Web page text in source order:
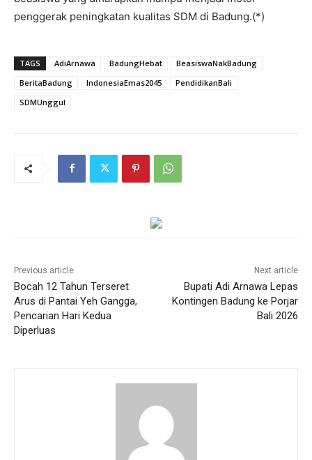
penggerak peningkatan kualitas SDM di Badung.(*)
TAGS AdiArnawa BadungHebat
BeasiswaNakBadung
BeritaBadung
IndonesiaEmas2045
PendidikanBali
SDMUnggul
Previous article
Bocah 12 Tahun Terseret
Arus di Pantai Yeh Gangga,
Pencarian Hari Kedua
Diperluas
Next article
Bupati Adi Arnawa Lepas
Kontingen Badung ke Porjar
Bali 2026